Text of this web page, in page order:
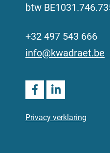
btw
+32 497 543 666
info@kwadraet.be
Privacy verklaring